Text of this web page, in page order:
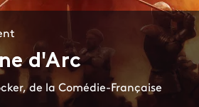
d'Arc
de la Comédie-Française